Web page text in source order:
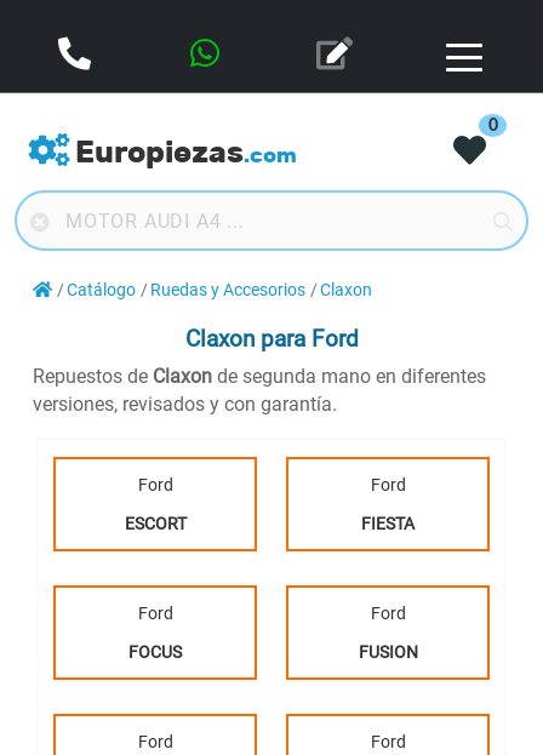
Europiezas.com
0
Catálogo Ruedas y Accesorios Claxon
Claxonpara Ford
Repuestos de Claxon de segunda mano en diferentes
versiones, revisados y con garantía.
Ford
ESCORT
Ford
FIESTA
Ford
FOCUS
Ford
FUSION
Ford
Ford